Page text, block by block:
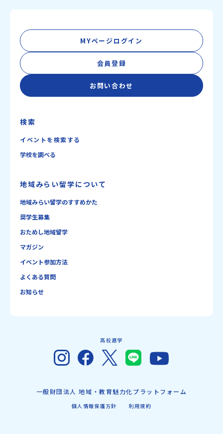
MYページログイン
会員登録
お問い合わせ
検索
イベントを検索する
学校を調べる
地域みらい留学について
地域みらい留学のすすめかた
奨学生募集
おためし地域留学
マガジン
イベント参加方法
よくある質問
お知らせ
高校進学
一般財団法人 地域・教育魅力化プラットフォーム
個人情報保護方針 利用規約